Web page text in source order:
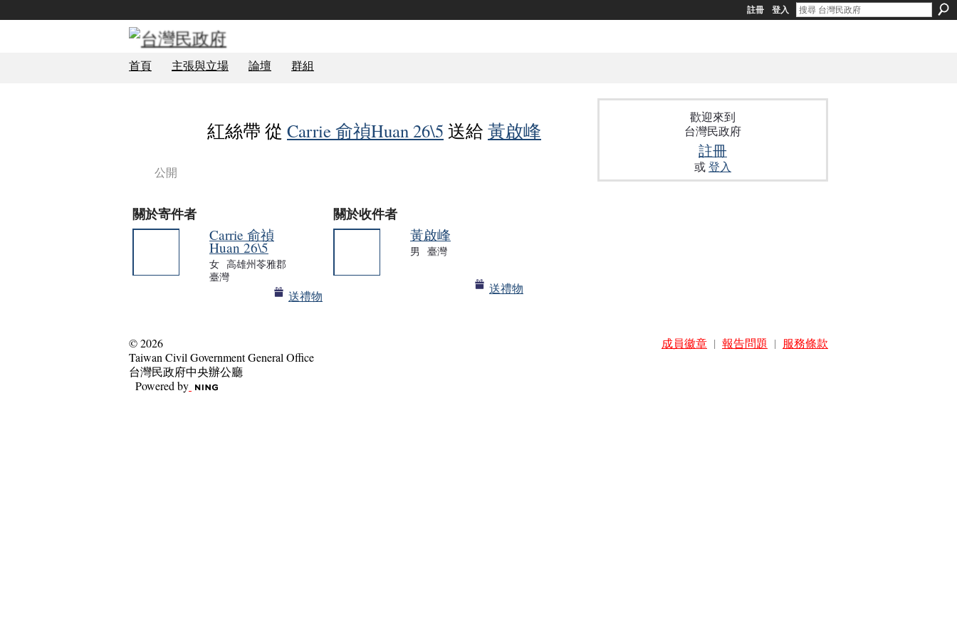
註冊 登入
首頁 主張與立場 論壇 群組
公開
紅絲帶 從 Carrie 俞禎Huan 26\5 送給 黃啟峰
關於寄件者
Carrie 俞禎
Huan 26\5
女 高雄州苓雅郡
臺灣
送禮物
關於收件者
黃啟峰
男 臺灣
送禮物
歡迎來到
台灣民政府
註冊
或登入
© 2026
Taiwan Civil Government General Office
台灣民政府中央辦公廳
Powered by
成員徽章 | 報告問題 | 服務條款